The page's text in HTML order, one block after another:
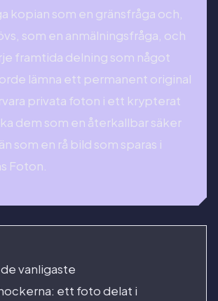
kopian som en gränsfråga och,
som en anmälningsfråga, och
framtida delning som något
lämna ett permanent original
privata foton i ett krypterat
dem som en återkallbar säker
som en rå bild som sparas i
Foton.
vanligaste
ett foto delat i